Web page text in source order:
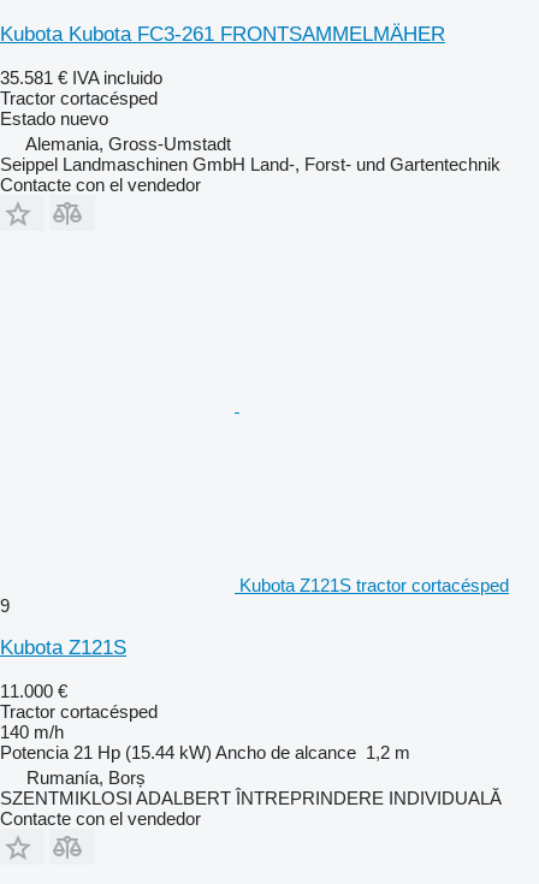
Kubota Kubota FC3-261 FRONTSAMMELMÄHER
35.581 € IVA incluido
Tractor cortacésped
Estado nuevo
Alemania, Gross-Umstadt
Seippel Landmaschinen GmbH Land-, Forst- und Gartentechnik
Contacte con el vendedor
Kubota Z121S tractor cortacésped
9
Kubota Z121S
11.000 €
Tractor cortacésped
140 m/h
Potencia 21 Hp (15.44 kW) Ancho de alcance 1,2 m
Rumanía, Borș
SZENTMIKLOSI ADALBERT ÎNTREPRINDERE INDIVIDUALĂ
Contacte con el vendedor